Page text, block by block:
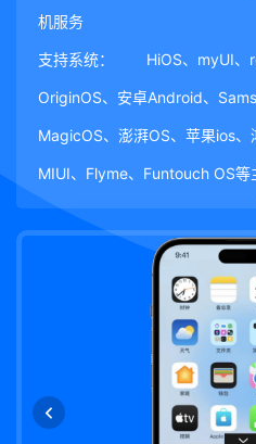
机服务
支持系统： HiOS、myUI、
OriginOS、安卓Android、
MagicOS、澎湃OS、苹果ios
MIUI、Flyme、Funtouch OS等